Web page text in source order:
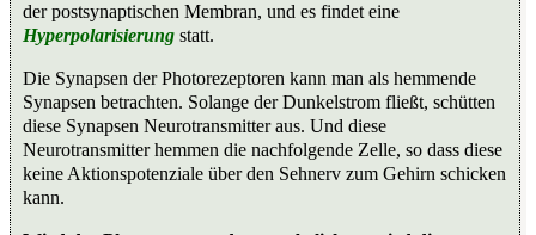
der postsynaptischen Membran, und es findet eine
Hyperpolarisierung statt.
Die Synapsen der Photorezeptoren kann man als hemmende
Synapsen betrachten. Solange der Dunkelstrom fließt, schütten
diese Synapsen Neurotransmitter aus. Und diese
Neurotransmitter hemmen die nachfolgende Zelle, so dass diese
keine Aktionspotenziale über den Sehnerv zum Gehirn schicken
kann.